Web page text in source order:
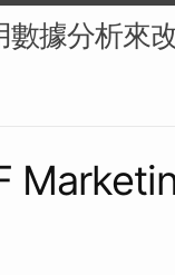
數據分析來